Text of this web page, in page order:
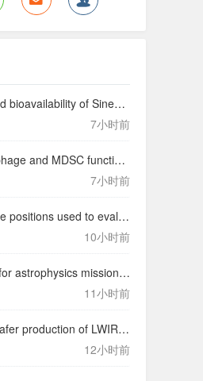
Pharmacokinetics and bioavailability of Sinemet CR: a summary of human studies.
7小时前
GCN2 drives macrophage and MDSC function and immunosuppression in the tumor microenvironment
7小时前
A comparison of three positions used to evaluate tibial varum
10小时前
Ultraviolet detectors for astrophysics missions: a case study with the star-planet activity research cubeSat (SPARC)
11小时前
Large format multi-wafer production of LWIR photodetector structures on 150mm GaSb substrates by MBE
12小时前